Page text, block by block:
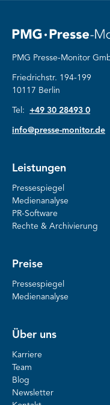
PMG Presse-Monitor
Friedrichstr. 194-199
10117 Berlin
Tel: +49 30 28493 0
info@presse-monitor.de
Leistungen
Pressespiegel
Medienanalyse
PR-Software
Rechte & Archivierung
Preise
Pressespiegel
Medienanalyse
Über uns
Karriere
Team
Blog
Newsletter